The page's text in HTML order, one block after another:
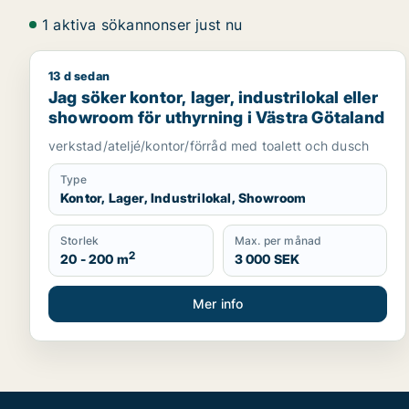
1 aktiva sökannonser just nu
Jag söker kontor, lager, industrilokal eller
13 d sedan
Jag söker kontor, lager, industrilokal eller
showroom för uthyrning i Västra Götaland
verkstad/ateljé/kontor/förråd med toalett och dusch
Type
Kontor, Lager, Industrilokal, Showroom
Storlek
20 - 200 m2
Max. per månad
3 000 SEK
Mer info